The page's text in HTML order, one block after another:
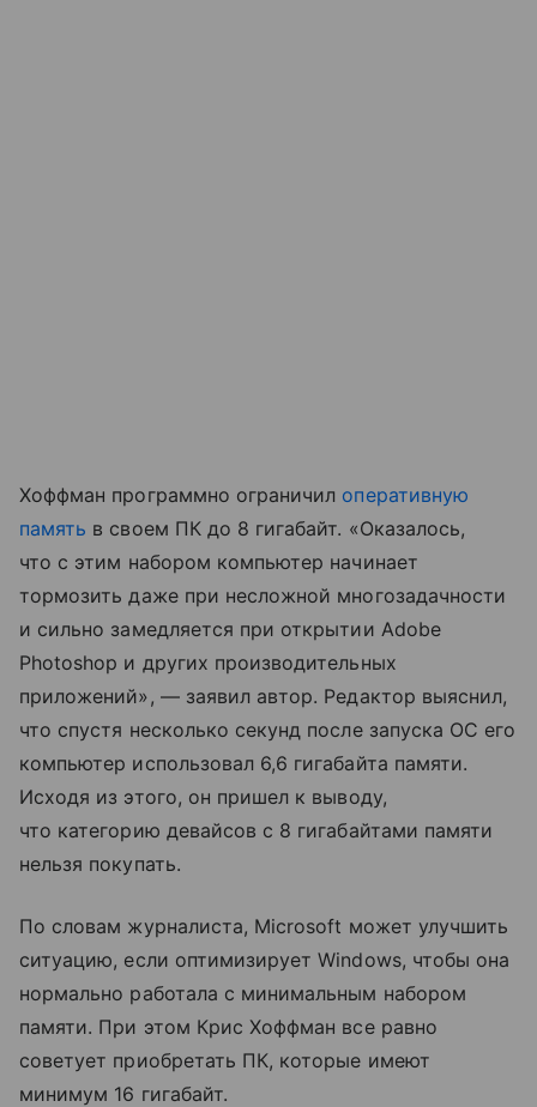
Хоффман программно ограничил оперативную
память в своем ПК до 8 гигабайт. «Оказалось,
что с этим набором компьютер начинает
тормозить даже при несложной многозадачности
и сильно замедляется при открытии Adobe
Photoshop и других производительных
приложений», — заявил автор. Редактор выяснил,
что спустя несколько секунд после запуска ОС его
компьютер использовал 6,6 гигабайта памяти.
Исходя из этого, он пришел к выводу,
что категорию девайсов с 8 гигабайтами памяти
нельзя покупать.
По словам журналиста, Microsoft может улучшить
ситуацию, если оптимизирует Windows, чтобы она
нормально работала с минимальным набором
памяти. При этом Крис Хоффман все равно
советует приобретать ПК, которые имеют
минимум 16 гигабайт.